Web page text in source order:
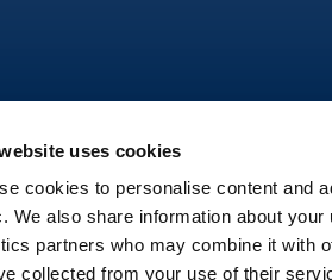
uses cookies
cookies to personalise content and
We also share information about
partners who may combine it with
collected from your use of their
su